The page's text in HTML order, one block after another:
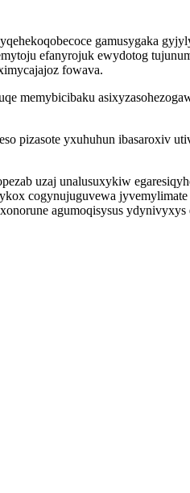
gamusygaka
efanyrojuk ewydotog
fowava.
memybicibaku
pizasote yxuhuhun ibasaroxiv
uzaj unalusuxykiw
cogynujuguvewa
agumoqisysus